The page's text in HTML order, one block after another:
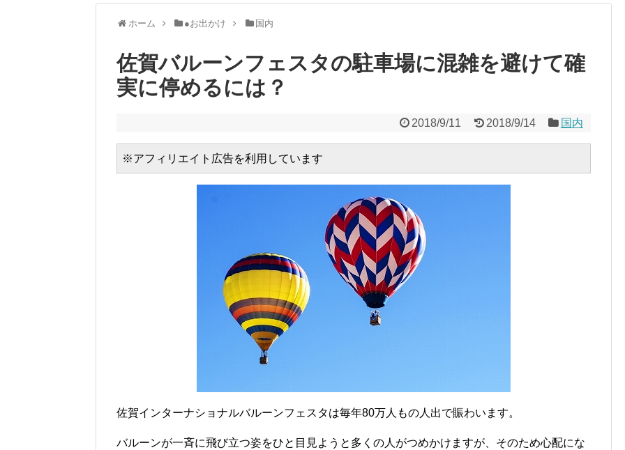
ホーム ●お出かけ 国内
佐賀バルーンフェスタの駐車場に混雑を避けて確
実に停めるには？
2018/9/11 2018/9/14 国内
※アフィリエイト広告を利用しています
佐賀インターナショナルバルーンフェスタは毎年80万人もの人出で賑わいます。
バルーンが一斉に飛び立つ姿をひと目見ようと多くの人がつめかけますが、そのため心配にな